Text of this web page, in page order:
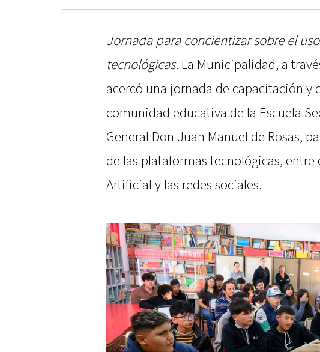
Jornada para concientizar sobre el
tecnológicas. La Municipalidad, a
acercó una jornada de capacitación y
comunidad educativa de la Escuela
General Don Juan Manuel de Rosas,
de las plataformas tecnológicas, entre
Artificial y las redes sociales.